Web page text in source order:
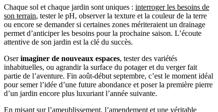
Chaque sol et chaque jardin sont uniques : interroger les besoins de
son terrain, tester le pH, observer la texture et la couleur de la terre
ou encore se demander si certaines zones mériteraient un drainage
permet d’anticiper les besoins pour la prochaine saison. L’écoute
attentive de son jardin est la clé du succès.
Oserimaginer de nouveaux espaces, tester des variétés
inhabituelles, ou agrandir la surface du potager et du verger fait
partie de l’aventure. Fin août-début septembre, c’est le moment idéal
pour semer l’idée d’une future abondance et poser la première pierre
d’un jardin encore plus luxuriant l’année suivante.
En misant sur l’ameublissement, l’amendement et une véritable